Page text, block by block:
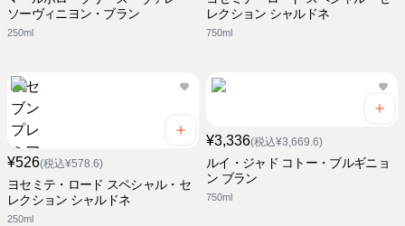
ソーヴィニヨン・ブラン
250ml
レクション シャルドネ
750ml
¥526(税込¥578.6)
ヨセミテ・ロード スペシャル・セ
レクション シャルドネ
250ml
¥3,336(税込¥3,669.6)
ルイ・ジャド コトー・ブルギニョ
ン ブラン
750ml